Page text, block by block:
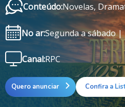
Conteúdo:Novelas,
No ar:Segunda a sábado |
Canal:RPC
Quero anunciar Confira a